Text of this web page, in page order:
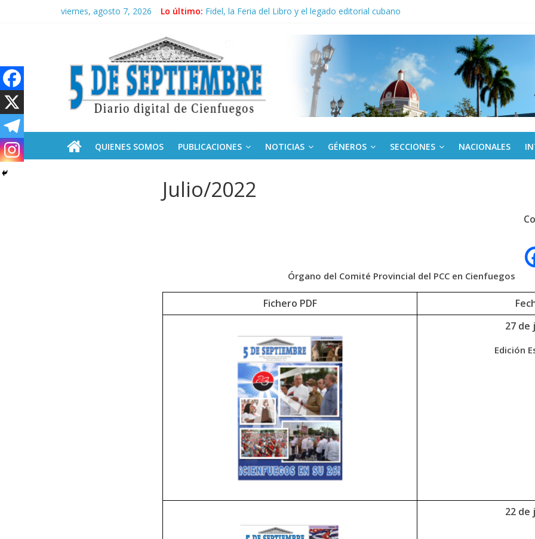
viernes, agosto 7, 2026 Lo último:
Fidel, la Feria del Libro y el legado editorial cubano
Plan vacacional ICAIC, para los niños trabajamos
Ceuta: anatomía de una “crisis migratoria”
Septiembre
Diario
de
Cienfuegos,QUIENES SOMOS PUBLICACIONES NOTICIAS GÉNEROS SECCIONES NACIONALES
Julio/2022
Órgano del Comité Provincial del PCC en Cienfuegos
Fichero PDF
27 de
Edición
22 de